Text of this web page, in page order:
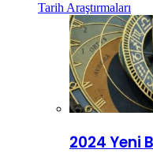
Tarih Araştırmaları
2024 Yeni